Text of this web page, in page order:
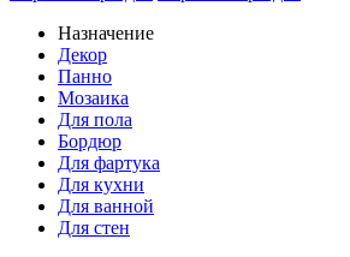
Назначение
Декор
Панно
Мозаика
Для пола
Бордюр
Для фартука
Для кухни
Для ванной
Для стен